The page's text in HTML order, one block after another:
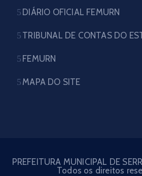
DIÁRIO OFICIAL FEMURN
TRIBUNAL DE CONTAS DO
FEMURN
MAPA DO SITE
PREFEITURA MUNICIPAL DE
Todos os direitos